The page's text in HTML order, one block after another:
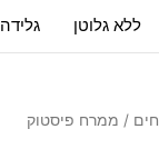
ללא גלוטן גלידה
/ ממרח פיסטוק